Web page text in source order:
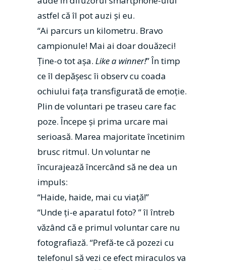
astfel că îl pot auzi și eu.
“Ai parcurs un kilometru. Bravo
campionule! Mai ai doar douăzeci!
Ține-o tot așa. Like a winner!” În timp
ce îl depășesc îi observ cu coada
ochiului fața transfigurată de emoție.
Plin de voluntari pe traseu care fac
poze. Începe și prima urcare mai
serioasă. Marea majoritate încetinim
brusc ritmul. Un voluntar ne
încurajează încercând să ne dea un
impuls:
“Haide, haide, mai cu viață!”
“Unde ți-e aparatul foto? ” îl întreb
văzând că e primul voluntar care nu
fotografiază. “Prefă-te că pozezi cu
telefonul să vezi ce efect miraculos va